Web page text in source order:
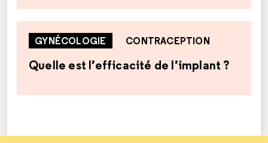
GYNÉCOLOGIE CONTRACEPTION
Quelle est l’efficacité de l’implant ?